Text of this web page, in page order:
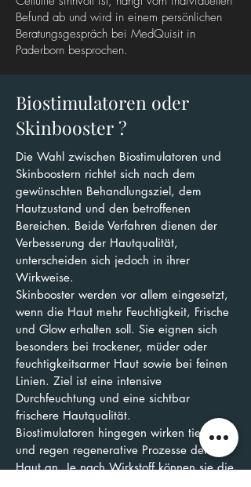
Befund ab und wird in einem persönlichen
Beratungsgespräch bei MedQuisit in
Paderborn besprochen.
Biostimulatoren oder
Skinbooster ?
Die Wahl zwischen Biostimulatoren und
Skinboostern richtet sich nach dem
gewünschten Behandlungsziel, dem
Hautzustand und den betroffenen
Bereichen. Beide Verfahren dienen der
Verbesserung der Hautqualität,
unterscheiden sich jedoch in ihrer
Wirkweise.
Skinbooster werden vor allem eingesetzt,
wenn die Haut mehr Feuchtigkeit, Frische
und Glow erhalten soll. Sie eignen sich
besonders bei trockener, müder oder
feuchtigkeitsarmer Haut sowie bei feinen
Linien. Ziel ist eine intensive
Durchfeuchtung und eine sichtbar
frischere Hautqualität.
Biostimulatoren hingegen wirken tiefer
und regen regenerative Prozesse der
Haut an. Je nach Wirkstoff können sie die